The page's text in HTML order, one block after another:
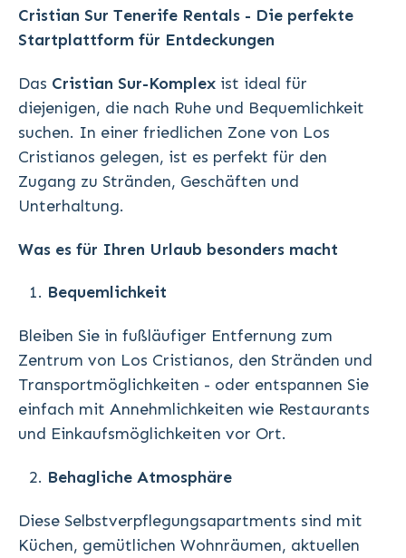
Cristian Sur Tenerife Rentals - Die perfekte
Startplattform für Entdeckungen
Das Cristian Sur-Komplex ist ideal für
diejenigen, die nach Ruhe und Bequemlichkeit
suchen. In einer friedlichen Zone von Los
Cristianos gelegen, ist es perfekt für den
Zugang zu Stränden, Geschäften und
Unterhaltung.
Was es für Ihren Urlaub besonders macht
Bequemlichkeit
Bleiben Sie in fußläufiger Entfernung zum
Zentrum von Los Cristianos, den Stränden und
Transportmöglichkeiten - oder entspannen Sie
einfach mit Annehmlichkeiten wie Restaurants
und Einkaufsmöglichkeiten vor Ort.
Behagliche Atmosphäre
Diese Selbstverpflegungsapartments sind mit
Küchen, gemütlichen Wohnräumen, aktuellen